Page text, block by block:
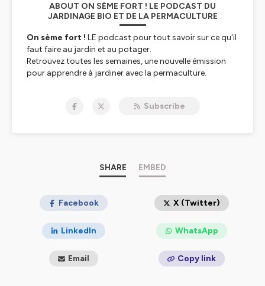
ABOUT ON SÈME FORT ! LE PODCAST DU
JARDINAGE BIO ET DE LA PERMACULTURE
On sème fort ! LE podcast pour tout savoir sur ce qu'il
faut faire au jardin et au potager.
Retrouvez toutes les semaines, une nouvelle émission
pour apprendre à jardiner avec la permaculture.
Subscribe
SHARE EMBED
Facebook X (Twitter)
LinkedIn WhatsApp
Email Copy link